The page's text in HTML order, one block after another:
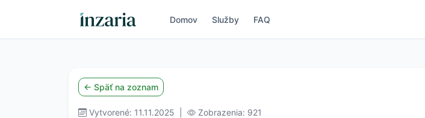
Domov Služby FAQ
← Späť na zoznam
Vytvorené: 11.11.2025 | Zobrazenia: 921